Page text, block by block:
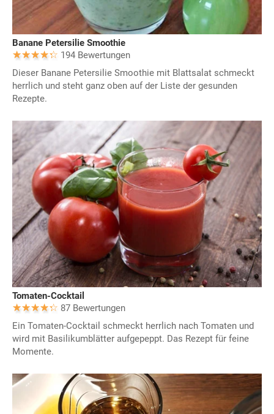
Banane Petersilie Smoothie
194 Bewertungen
Dieser Banane Petersilie Smoothie mit Blattsalat schmeckt
herrlich und steht ganz oben auf der Liste der gesunden
Rezepte.
Tomaten-Cocktail
87 Bewertungen
Ein Tomaten-Cocktail schmeckt herrlich nach Tomaten und
wird mit Basilikumblätter aufgepeppt. Das Rezept für feine
Momente.